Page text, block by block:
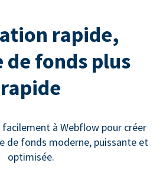
rapide,
de fonds plus
rapide
à Webflow pour créer
de fonds moderne, puissante et
optimisée.